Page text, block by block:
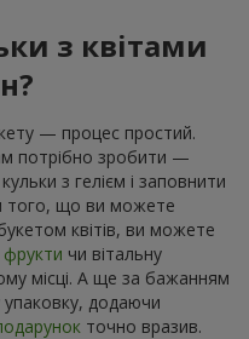
з квітами
— процес простий.
потрібно зробити —
з гелієм і заповнити
того, що ви можете
квітів, ви можете
фрукти чи вітальну
місці. А ще за бажанням
додаючи
точно вразив.